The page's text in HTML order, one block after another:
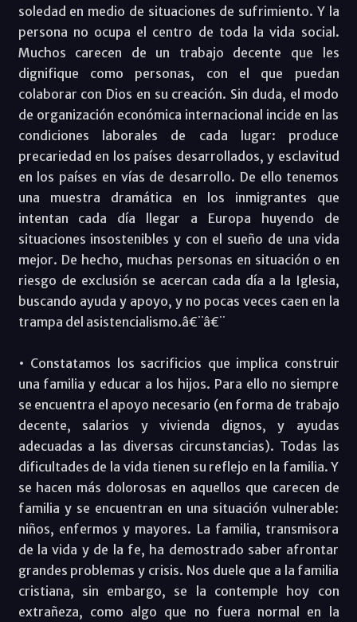
soledad en medio de situaciones de sufrimiento. Y la
persona no ocupa el centro de toda la vida social.
Muchos carecen de un trabajo decente que les
dignifique como personas, con el que puedan
colaborar con Dios en su creación. Sin duda, el modo
de organización económica internacional incide en las
condiciones laborales de cada lugar: produce
precariedad en los países desarrollados, y esclavitud
en los países en vías de desarrollo. De ello tenemos
una muestra dramática en los inmigrantes que
intentan cada día llegar a Europa huyendo de
situaciones insostenibles y con el sueño de una vida
mejor. De hecho, muchas personas en situación o en
riesgo de exclusión se acercan cada día a la Iglesia,
buscando ayuda y apoyo, y no pocas veces caen en la
trampa del asistencialismo.â€¨â€¨
• Constatamos los sacrificios que implica construir
una familia y educar a los hijos. Para ello no siempre
se encuentra el apoyo necesario (en forma de trabajo
decente, salarios y vivienda dignos, y ayudas
adecuadas a las diversas circunstancias). Todas las
dificultades de la vida tienen su reflejo en la familia. Y
se hacen más dolorosas en aquellos que carecen de
familia y se encuentran en una situación vulnerable:
niños, enfermos y mayores. La familia, transmisora
de la vida y de la fe, ha demostrado saber afrontar
grandes problemas y crisis. Nos duele que a la familia
cristiana, sin embargo, se la contemple hoy con
extrañeza, como algo que no fuera normal en la